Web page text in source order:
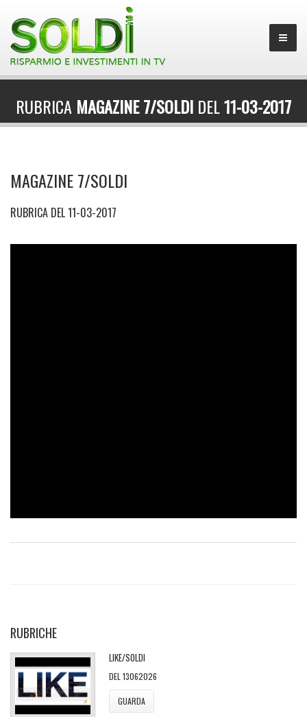
RUBRICA MAGAZINE 7/SOLDI DEL11-03-2017
MAGAZINE 7/SOLDI
RUBRICA DEL 11-03-2017
RUBRICHE
LIKE/SOLDI
DEL 13062026
GUARDA